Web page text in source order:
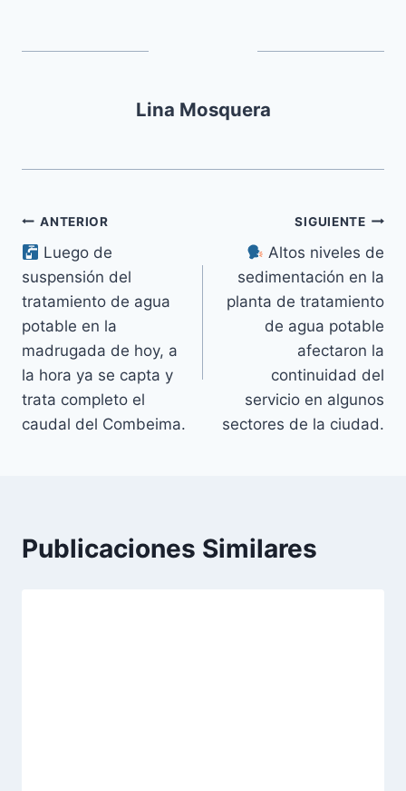
Lina Mosquera
ANTERIOR
Luego de
suspensión del
tratamiento de agua
potable en la
madrugada de hoy, a
la hora ya se capta y
trata completo el
caudal del Combeima.
SIGUIENTE
Altos niveles de
sedimentación en la
planta de tratamiento
de agua potable
afectaron la
continuidad del
servicio en algunos
sectores de la ciudad.
Publicaciones Similares